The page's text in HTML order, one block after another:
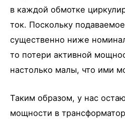
в каждой обмотке
ток. Поскольку
существенно ниже
то потери активной
настолько малы, что ими
Таким образом, у нас
мощности в